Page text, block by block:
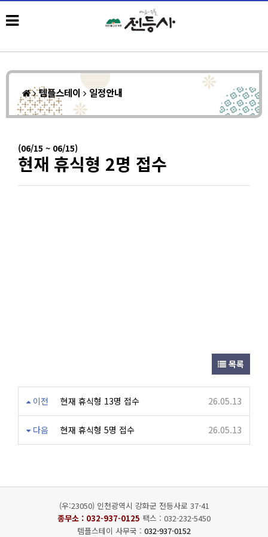
템플스테이 일정안내
(06/15 ~ 06/15)
현재 휴식형 2명 접수
목록
이전 현재 휴식형 13명 접수 26.05.13
다음 현재 휴식형 5명 접수 26.05.13
(우:23050) 인천광역시 강화군 전등사로 37-41
종무소 : 032-937-0125 팩스 : 032-232-5450
템플스테이 사무국 : 032-937-0152